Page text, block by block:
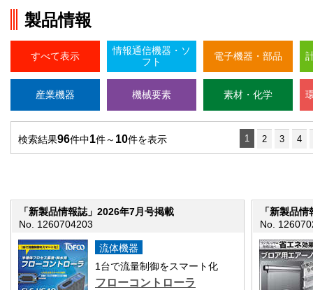
製品情報
すべて表示
情報通信機器・ソ
フト
電子機器・部品
産業機器 機械要素 素材・化学
検索結果96件中1件～ 10件を表示 1 2 3 4
「新製品情報誌」2026年7月号掲載
No. 1260704203
流体機器
1台で流量制御をスマート化
フローコントローラ
「新製品
No.